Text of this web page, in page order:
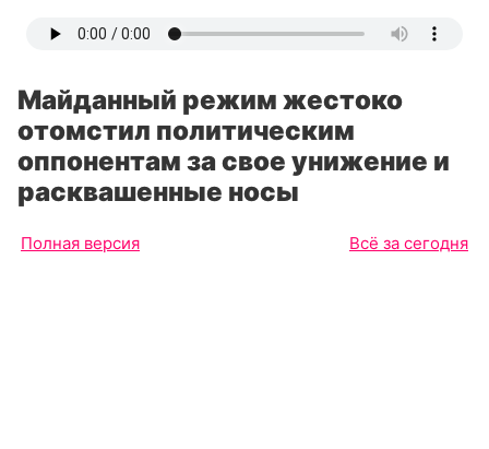
Майданный режим жестоко
отомстил политическим
оппонентам за свое унижение и
расквашенные носы
Полная версия Всё за сегодня